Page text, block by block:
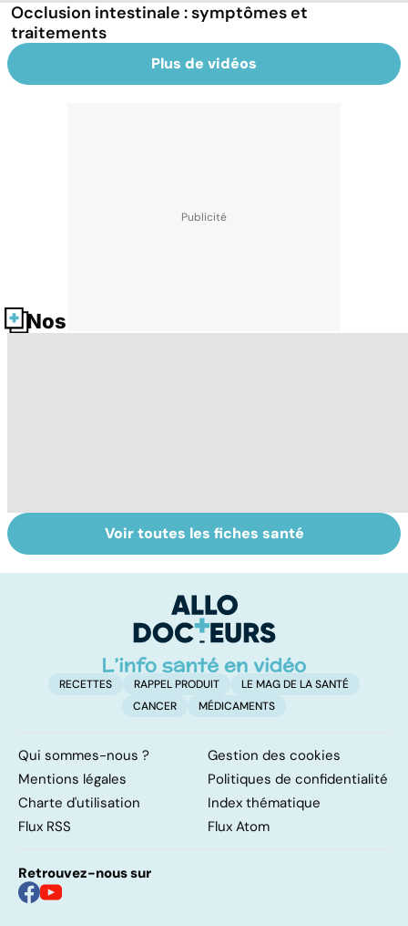
Occlusion intestinale : symptômes et
traitements
Plus de vidéos
Nos fiches santé
Algie vasculaire
de la face : une
Acupuncture :
comment est-
Voir toutes les fiches santé
RECETTES RAPPEL PRODUIT
LE MAG DE LA SANTÉ
CANCER
MÉDICAMENTS
Qui sommes-nous ?
Gestion des cookies
Mentions légales
Politiques de confidentialité
Charte d'utilisation
Index thématique
Flux RSS
Flux Atom
Retrouvez-nous sur